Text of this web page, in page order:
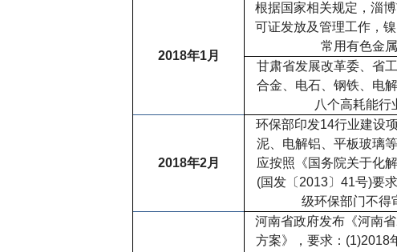
2018年1月
根据国家相关规定， 淄
可证发放及管理工作，镍
常用有色金
甘肃省发展改革委、省
合金、电石、钢铁、电
八个高耗能行
2018年2月
环保部印发14行业建设
泥、电解铝、平板玻璃
应按照《国务院关于化
(国发〔 2013〕 41号)要
级环保部门不得
河南省政府发布《河南省
方案》
，要求： (1)2018